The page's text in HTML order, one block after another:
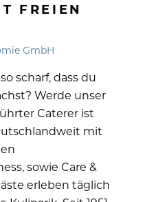
FREIEN
GmbH
scharf, dass du
Werde unser
Caterer ist
mit
sowie Care &
erleben täglich